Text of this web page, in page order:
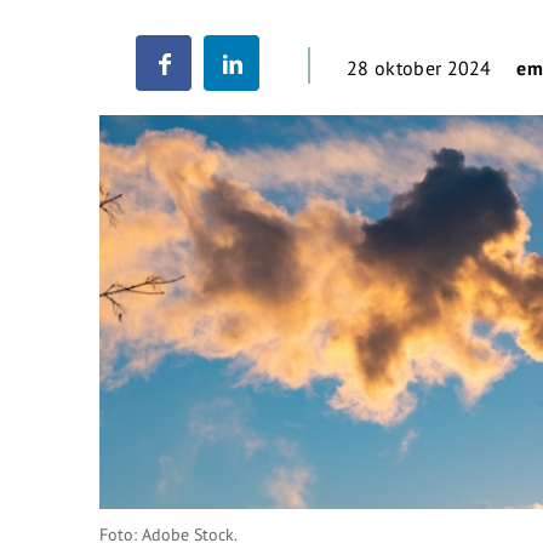
28 oktober 2024
Foto: Adobe Stock.